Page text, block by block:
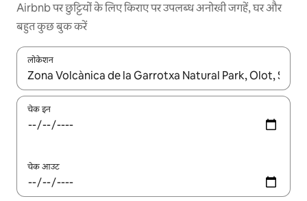
Airbnb पर छुट्टियों के लिए किराए पर उपलब्ध अनोखी जगहें, घर और
बहुत कुछ बुक करें
लोकेशन
नतीजों के उपलब्ध होने पर, अप और डाउन 'ऐरो की' का इस्तेमाल करके नेविगेट
चेक इन
चेक आउट